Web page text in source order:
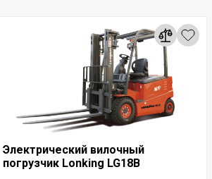
Электрический вилочный
погрузчик Lonking LG18B